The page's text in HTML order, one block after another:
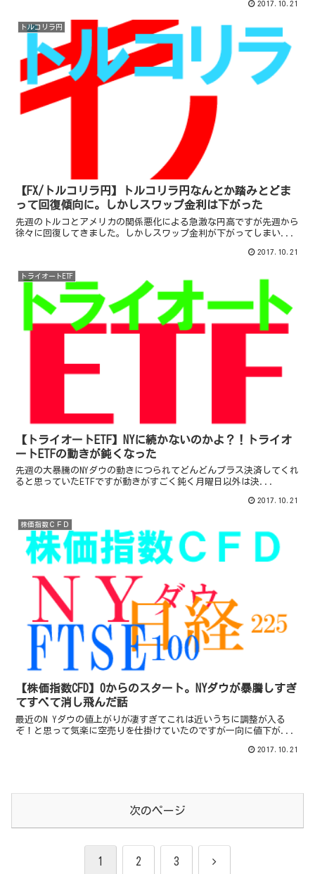
2017.10.21
トルコリラ円
【FX/トルコリラ円】トルコリラ円なんとか踏みとどま
って回復傾向に。しかしスワップ金利は下がった
先週のトルコとアメリカの関係悪化による急激な円高ですが先週から
徐々に回復してきました。しかしスワップ金利が下がってしまい...
2017.10.21
トライオートETF
【トライオートETF】NYに続かないのかよ？！トライオ
ートETFの動きが鈍くなった
先週の大暴騰のNYダウの動きにつられてどんどんプラス決済してくれ
ると思っていたETFですが動きがすごく鈍く月曜日以外は決...
2017.10.21
株価指数ＣＦＤ
【株価指数CFD】0からのスタート。NYダウが暴騰しすぎ
てすべて消し飛んだ話
最近のN Yダウの値上がりが凄すぎてこれは近いうちに調整が入る
ぞ！と思って気楽に空売りを仕掛けていたのですが一向に値下が...
2017.10.21
次のページ
1 2 3 次